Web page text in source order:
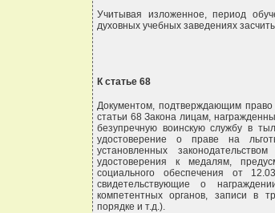
Учитывая изложенное, период
духовных учебных заведениях
К статье 68
Документом, подтверждающим
статьи 68 Закона лицам,
безупречную воинскую службу в
удостоверение о праве на
установленных
удостоверения к медалям,
социального обеспечения от
свидетельствующие о
компетентных органов, записи в
порядке и т.д.).